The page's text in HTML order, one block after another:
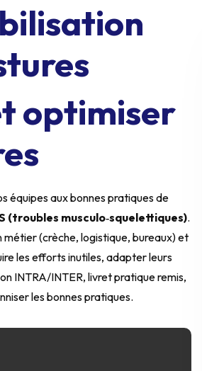
optimiser
équipes aux bonnes pratiques de
(troubles musculo‑squelettiques).
(crèche, logistique, bureaux) et
les efforts inutiles, adapter leurs
INTRA/INTER, livret pratique remis,
les bonnes pratiques.